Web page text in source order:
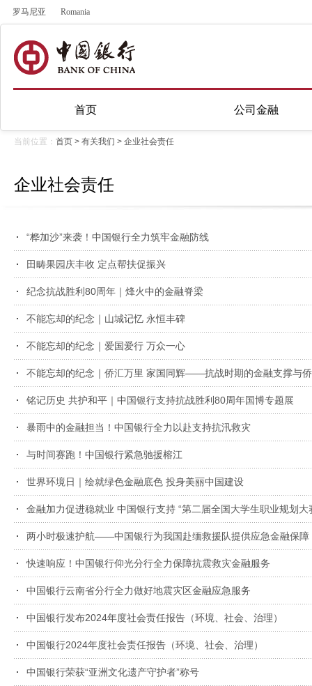
罗马尼亚 Romania
首页 公司金融
当前位置： 首页 > 有关我们 > 企业社会责任
企业社会责任
“桦加沙”来袭！中国银行全力筑牢金融防线
田畴果园庆丰收 定点帮扶促振兴
纪念抗战胜利80周年｜烽火中的金融脊梁
不能忘却的纪念｜山城记忆 永恒丰碑
不能忘却的纪念｜爱国爱行 万众一心
不能忘却的纪念｜侨汇万里 家国同辉——抗战时期的金融支撑与
铭记历史 共护和平｜中国银行支持抗战胜利80周年国博专题展
暴雨中的金融担当！中国银行全力以赴支持抗汛救灾
与时间赛跑！中国银行紧急驰援榕江
世界环境日｜绘就绿色金融底色 投身美丽中国建设
金融加力促进稳就业 中国银行支持 “第二届全国大学生职业规划大
两小时极速护航——中国银行为我国赴缅救援队提供应急金融保障
快速响应！中国银行仰光分行全力保障抗震救灾金融服务
中国银行云南省分行全力做好地震灾区金融应急服务
中国银行发布2024年度社会责任报告（环境、社会、治理）
中国银行2024年度社会责任报告（环境、社会、治理）
中国银行荣获“亚洲文化遗产守护者”称号